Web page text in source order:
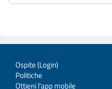
Ospite (Login)
Politiche
Ottieni l'app mobile